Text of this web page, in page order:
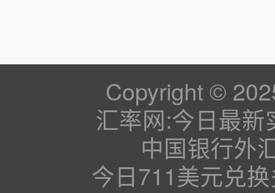
Copyright ©
汇率网:今日最
中国银行外
今日711美元兑